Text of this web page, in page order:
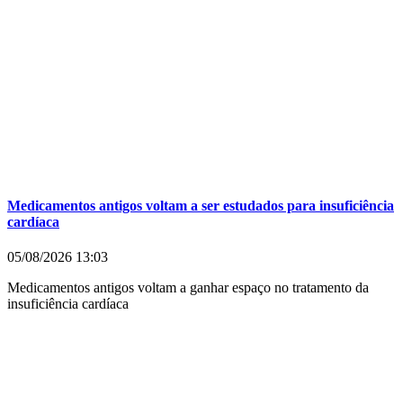
Medicamentos antigos voltam a ser estudados para insuficiência
cardíaca
05/08/2026 13:03
Medicamentos antigos voltam a ganhar espaço no tratamento da
insuficiência cardíaca